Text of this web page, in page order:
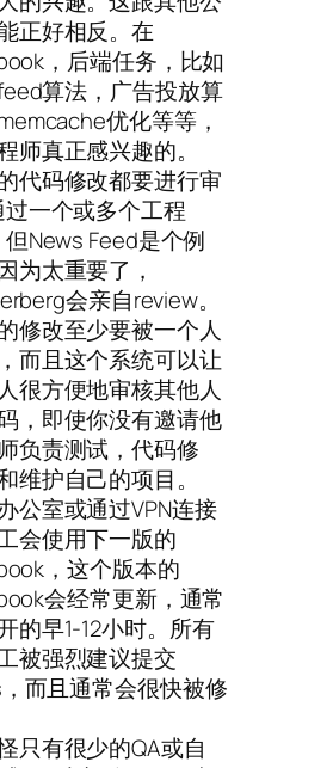
正好相反。在
，后端任务，比如
算法，广告投放算
优化等等，
师真正感兴趣的。
代码修改都要进行审
一个或多个工程
News Feed是个例
为太重要了，
会亲自review。
修改至少要被一个人
而且这个系统可以让
很方便地审核其他人
，即使你没有邀请他
负责测试，代码修
维护自己的项目。
公室或通过VPN连接
会使用下一版的
，这个版本的
会经常更新，通常
的早1-12小时。所有
被强烈建议提交
而且通常会很快被修
只有很少的QA或自